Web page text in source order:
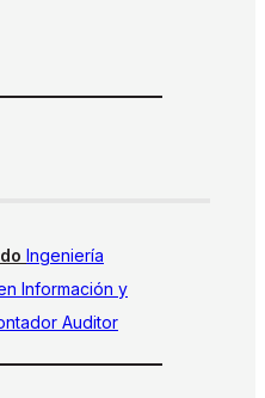
Ingeniería
Información y
Auditor